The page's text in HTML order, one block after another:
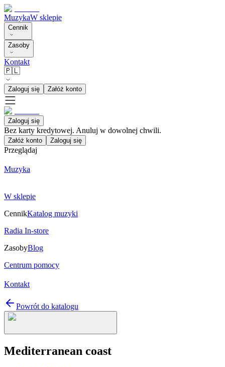
MuzykaW sklepie
Cennik
Zasoby
Kontakt
🇵🇱
Zaloguj się Załóż konto
Zaloguj się
Bez karty kredytowej. Anuluj w dowolnej chwili.
Załóż konto Zaloguj się
Przeglądaj
Muzyka
W sklepie
CennikKatalog muzyki
Radia In-store
ZasobyBlog
Centrum pomocy
Kontakt
Powrót do katalogu
Mediterranean coast